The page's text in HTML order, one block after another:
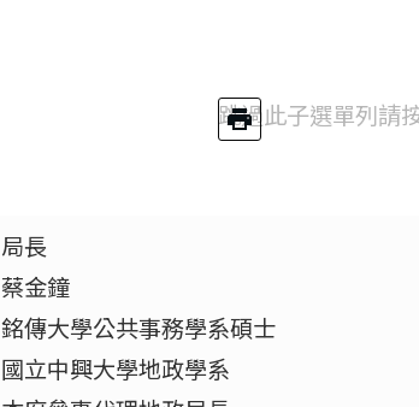
跳過此子選單列請
局長
蔡金鐘
銘傳大學公共事務學系碩士
國立中興大學地政學系